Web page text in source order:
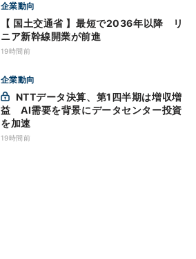
企業動向
【 国土交通省 】最短で2036年以降 リ
ニア新幹線開業が前進
19時間前
企業動向
益 AI需要を背景にデータセンター投資
を加速
19時間前